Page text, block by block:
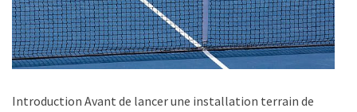
Introduction Avant de lancer une installation terrain de